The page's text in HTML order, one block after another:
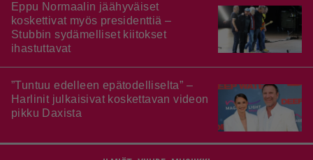
Eppu Normaalin jäähyväiset
koskettivat myös presidenttiä –
Stubbin sydämelliset kiitokset
ihastuttavat
”Tuntuu edelleen epätodelliselta” –
Harlinit julkaisivat koskettavan videon
pikku Daxista